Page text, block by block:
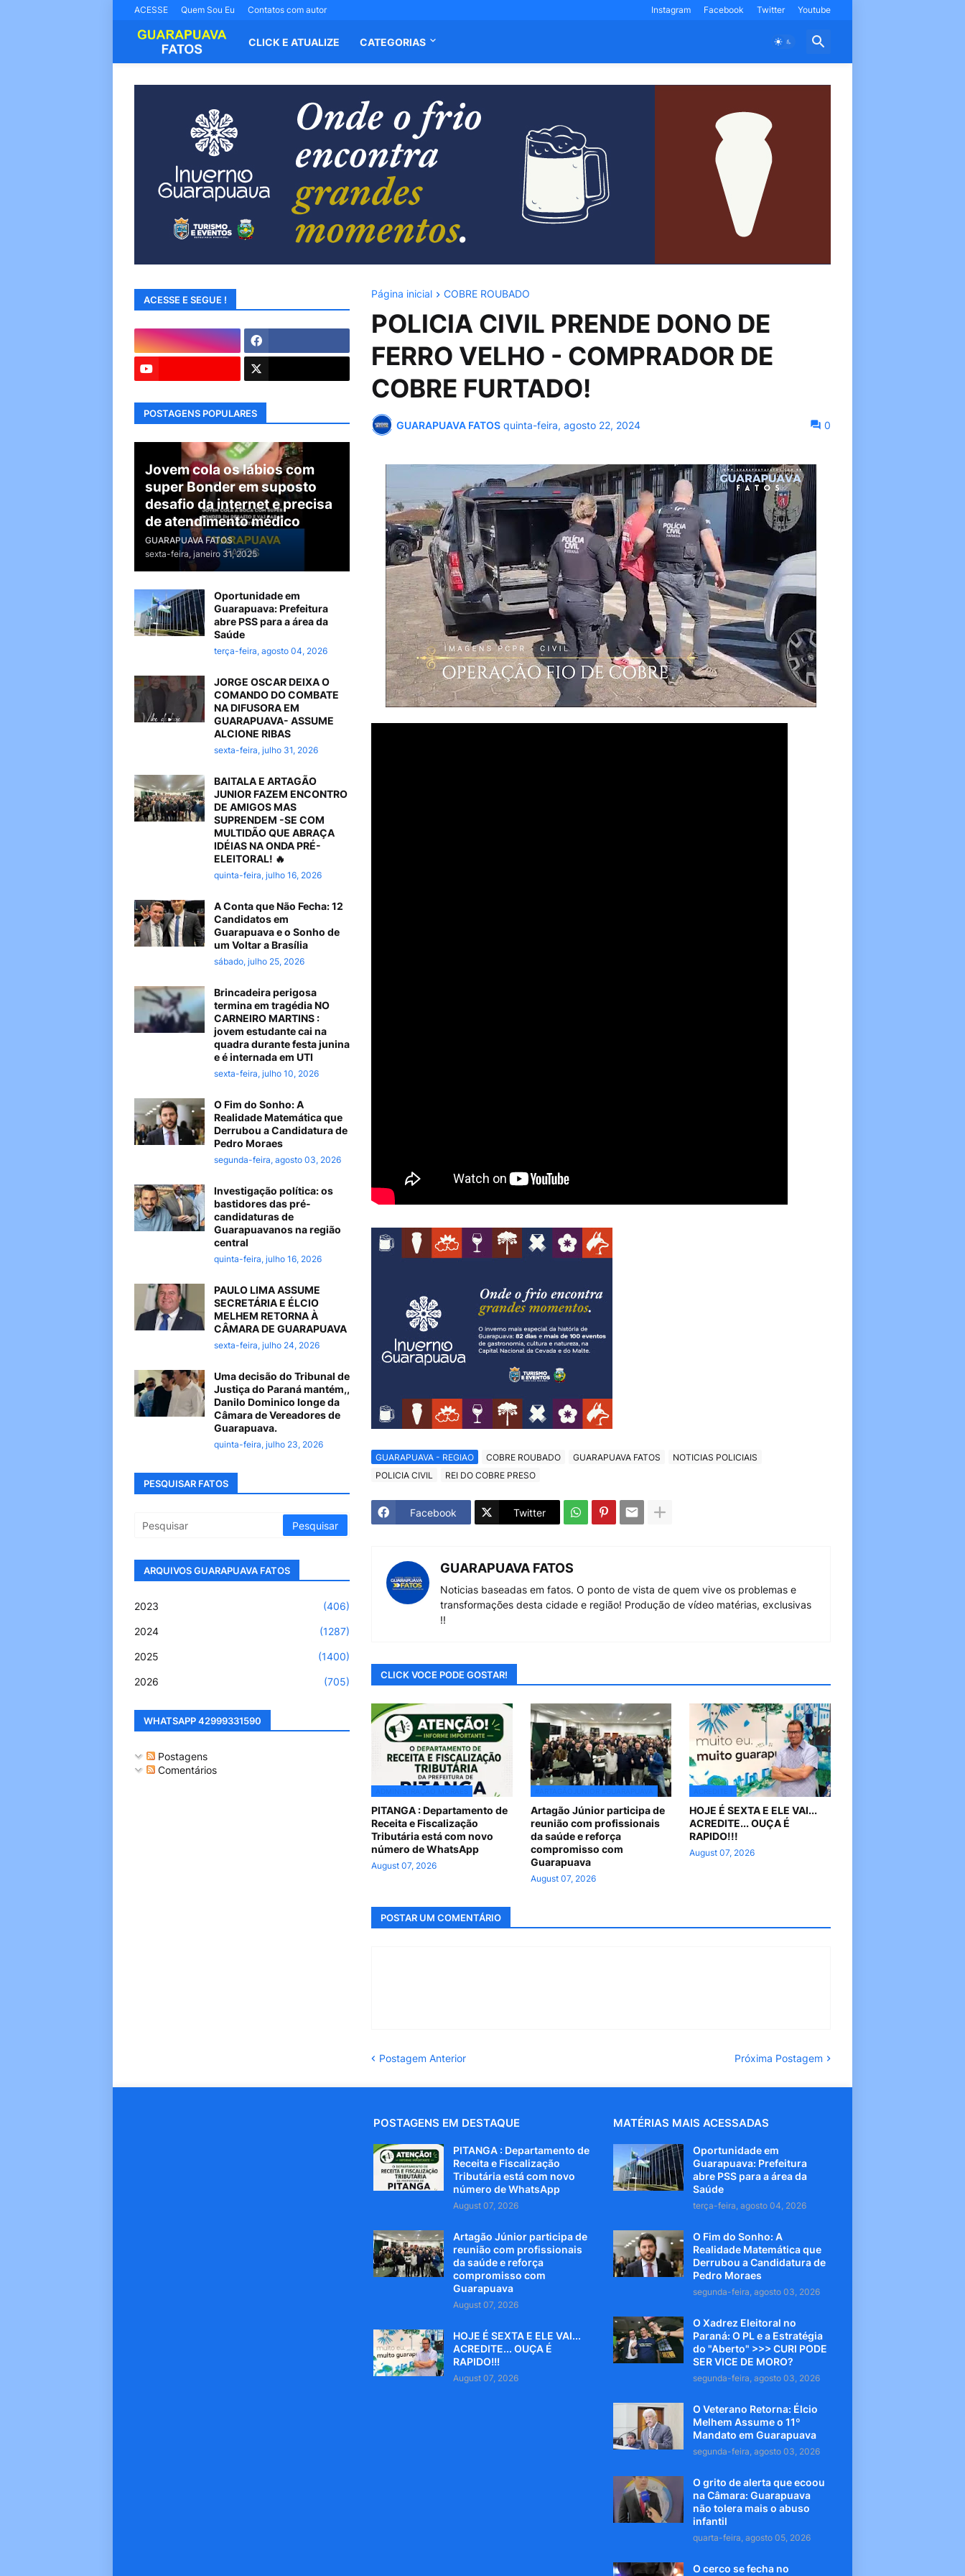
ACESSE Quem Sou Eu Contatos com autor Instagram Facebook Twitter Youtube
CLICK E ATUALIZE CATEGORIAS
Página inicial COBRE ROUBADO
POLICIA CIVIL PRENDE DONO DE
FERRO VELHO - COMPRADOR DE
COBRE FURTADO!
GUARAPUAVA FATOS quinta-feira, agosto 22, 2024 0
GUARAPUAVA - REGIAO COBRE ROUBADO GUARAPUAVA FATOS
NOTICIAS POLICIAIS
POLICIA CIVIL
REI DO COBRE PRESO
Facebook Twitter
GUARAPUAVA FATOS
Noticias baseadas em fatos. O ponto de vista de quem vive os problemas e
transformações desta cidade e região! Produção de vídeo matérias, exclusivas
!!
CLICK VOCE PODE GOSTAR!
PITANGA : Departamento de
Receita e Fiscalização
Tributária está com novo
número de WhatsApp
August 07, 2026
Artagão Júnior participa de
reunião com profissionais
da saúde e reforça
compromisso com
Guarapuava
August 07, 2026
HOJE É SEXTA E ELE VAI...
ACREDITE... OUÇA É
RAPIDO!!!
August 07, 2026
POSTAR UM COMENTÁRIO
Postagem Anterior Próxima Postagem
ACESSE E SEGUE !
POSTAGENS POPULARES
Jovem cola os lábios com
super Bonder em suposto
desafio da internet e precisa
de atendimento médico
GUARAPUAVA FATOS
sexta-feira, janeiro 31, 2025
Oportunidade em
Guarapuava: Prefeitura
abre PSS para a área da
Saúde
terça-feira, agosto 04, 2026
JORGE OSCAR DEIXA O
COMANDO DO COMBATE
NA DIFUSORA EM
GUARAPUAVA- ASSUME
ALCIONE RIBAS
sexta-feira, julho 31, 2026
BAITALA E ARTAGÃO
JUNIOR FAZEM ENCONTRO
DE AMIGOS MAS
SUPRENDEM -SE COM
MULTIDÃO QUE ABRAÇA
IDÉIAS NA ONDA PRÉ-
ELEITORAL! 🔥
quinta-feira, julho 16, 2026
A Conta que Não Fecha: 12
Candidatos em
Guarapuava e o Sonho de
um Voltar a Brasília
sábado, julho 25, 2026
Brincadeira perigosa
termina em tragédia NO
CARNEIRO MARTINS :
jovem estudante cai na
quadra durante festa junina
e é internada em UTI
sexta-feira, julho 10, 2026
O Fim do Sonho: A
Realidade Matemática que
Derrubou a Candidatura de
Pedro Moraes
segunda-feira, agosto 03, 2026
Investigação política: os
bastidores das pré-
candidaturas de
Guarapuavanos na região
central
quinta-feira, julho 16, 2026
PAULO LIMA ASSUME
SECRETÁRIA E ÉLCIO
MELHEM RETORNA À
CÂMARA DE GUARAPUAVA
sexta-feira, julho 24, 2026
Uma decisão do Tribunal de
Justiça do Paraná mantém,,
Danilo Dominico longe da
Câmara de Vereadores de
Guarapuava.
quinta-feira, julho 23, 2026
PESQUISAR FATOS
ARQUIVOS GUARAPUAVA FATOS
2023 (406)
2024 (1287)
2025 (1400)
2026 (705)
WHATSAPP 42999331590
Postagens
Comentários
POSTAGENS EM DESTAQUE
PITANGA : Departamento de
Receita e Fiscalização
Tributária está com novo
número de WhatsApp
August 07, 2026
Artagão Júnior participa de
reunião com profissionais
da saúde e reforça
compromisso com
Guarapuava
August 07, 2026
HOJE É SEXTA E ELE VAI...
ACREDITE... OUÇA É
RAPIDO!!!
August 07, 2026
MATÉRIAS MAIS ACESSADAS
Oportunidade em
Guarapuava: Prefeitura
abre PSS para a área da
Saúde
terça-feira, agosto 04, 2026
O Fim do Sonho: A
Realidade Matemática que
Derrubou a Candidatura de
Pedro Moraes
segunda-feira, agosto 03, 2026
O Xadrez Eleitoral no
Paraná: O PL e a Estratégia
do "Aberto" >>> CURI PODE
SER VICE DE MORO?
segunda-feira, agosto 03, 2026
O Veterano Retorna: Élcio
Melhem Assume o 11º
Mandato em Guarapuava
segunda-feira, agosto 03, 2026
O grito de alerta que ecoou
na Câmara: Guarapuava
não tolera mais o abuso
infantil
quarta-feira, agosto 05, 2026
O cerco se fecha no